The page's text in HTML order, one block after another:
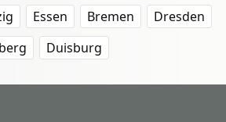
Essen Bremen
Dresden
Duisburg